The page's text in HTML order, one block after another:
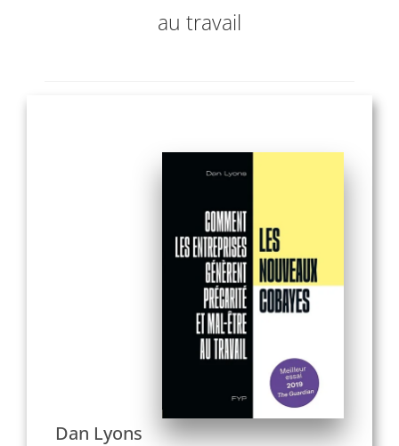
au travail
Dan Lyons